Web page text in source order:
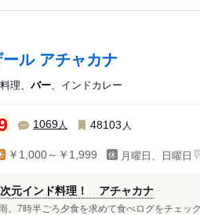
ル アチャカナ
理、 バー 、インドカレー
1069人 48103 人
￥1,000～￥1,999 月曜日、日曜日
元インド料理！ アチャカナ
。7時半ごろ夕食を求めて食べログをチェッ